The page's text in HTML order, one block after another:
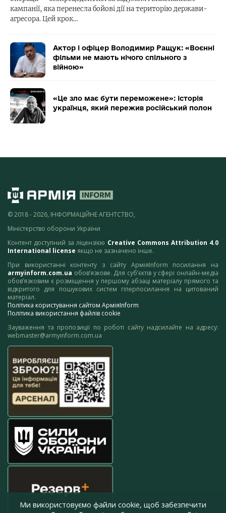
кампанії, яка перенесла бойові дії на територію держави-
агресора. Цей крок…
Актор і офіцер Володимир Ращук: «Воєнні
фільми не мають нічого спільного з
війною»
«Це зло має бути переможене»: історія
українця, який пережив російський полон
© 2018 - 2026, ІНФОРМАЦІЙНЕ АГЕНТСТВО,
Міністерство оборони України
Контент доступний за ліцензією Creative Commons Attribution 4.0
International license якщо не зазначено інше.
При використанні контенту з сайту АрміяInform посилання на
armyinform.com.ua обов’язкове. Для суб’єктів у сфері онлайн-медіа
обов’язковим є розміщення у першому абзаці матеріалу прямого та
відкритого для пошукових систем гіперпосилання на цитований
матеріал.
Політика користування сайтом АрміяInform
Політика використання файлів cookie
Зауваження та пропозиції по роботі сайту надсилайте на адресу:
webmaster@armyinform.com.ua
Ми використовуємо файли cookie, щоб забезпечити